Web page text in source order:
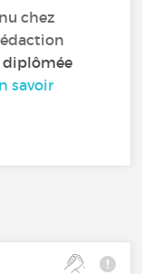
chez
diplômée
savoir